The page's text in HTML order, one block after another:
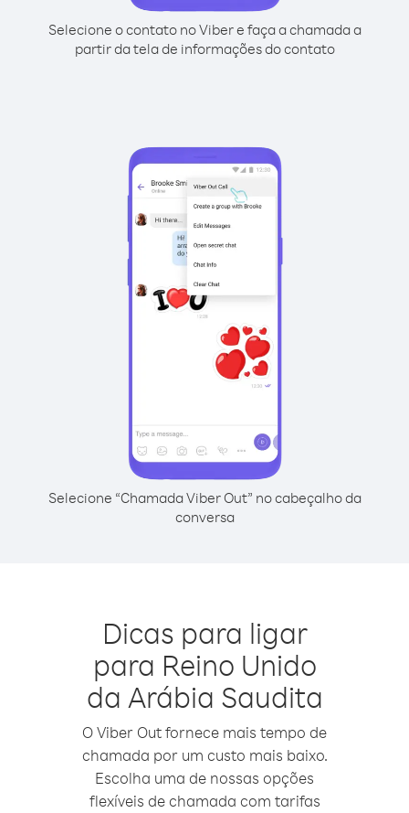
Selecione o contato no Viber e faça a chamada a
partir da tela de informações do contato
Selecione “Chamada Viber Out” no cabeçalho da
conversa
Dicas para ligar
para Reino Unido
da Arábia Saudita
O Viber Out fornece mais tempo de
chamada por um custo mais baixo.
Escolha uma de nossas opções
flexíveis de chamada com tarifas